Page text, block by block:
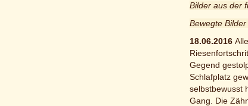
Bilder aus der
Bewegte
18.06.2016
Gegend
Schlafplatz
selbstbewusst
Gang. Die